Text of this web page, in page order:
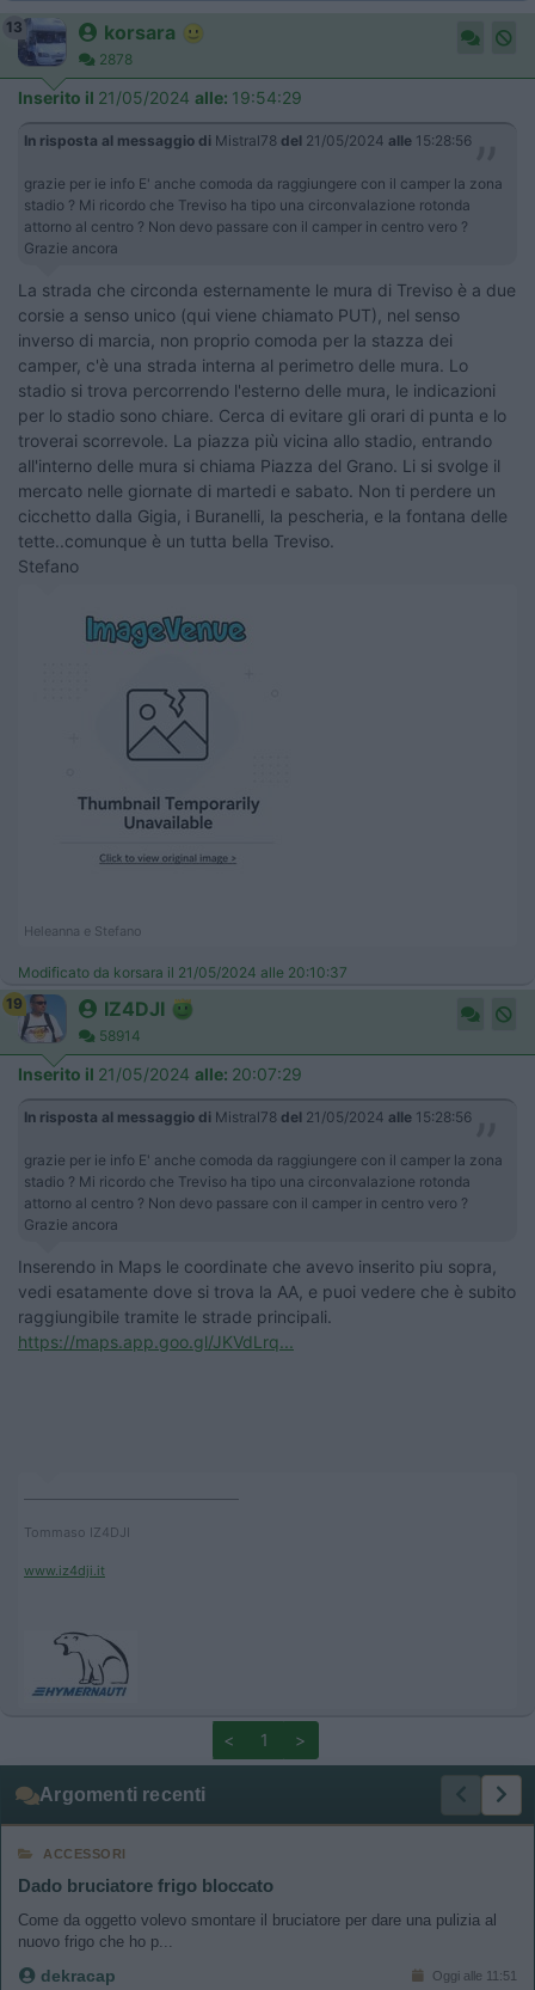
13 korsara
2878
Inserito il 21/05/2024 alle: 19:54:29
In risposta al messaggio di Mistral78 del 21/05/2024 alle 15:28:56
grazie per ie info E' anche comoda da raggiungere con il camper la zona
stadio ? Mi ricordo che Treviso ha tipo una circonvalazione rotonda
attorno al centro ? Non devo passare con il camper in centro vero ?
Grazie ancora
La strada che circonda esternamente le mura di Treviso è a due
corsie a senso unico (qui viene chiamato PUT), nel senso
inverso di marcia, non proprio comoda per la stazza dei
camper, c'è una strada interna al perimetro delle mura. Lo
stadio si trova percorrendo l'esterno delle mura, le indicazioni
per lo stadio sono chiare. Cerca di evitare gli orari di punta e lo
troverai scorrevole. La piazza più vicina allo stadio, entrando
all'interno delle mura si chiama Piazza del Grano. Li si svolge il
mercato nelle giornate di martedi e sabato. Non ti perdere un
cicchetto dalla Gigia, i Buranelli, la pescheria, e la fontana delle
tette..comunque è un tutta bella Treviso.
Stefano
Heleanna e Stefano
Modificato da korsara il 21/05/2024 alle 20:10:37
19
IZ4DJI
58914
Inserito il 21/05/2024 alle: 20:07:29
In risposta al messaggio di Mistral78 del 21/05/2024 alle 15:28:56
grazie per ie info E' anche comoda da raggiungere con il camper la zona
stadio ? Mi ricordo che Treviso ha tipo una circonvalazione rotonda
attorno al centro ? Non devo passare con il camper in centro vero ?
Grazie ancora
Inserendo in Maps le coordinate che avevo inserito piu sopra,
vedi esatamente dove si trova la AA, e puoi vedere che è subito
raggiungibile tramite le strade principali.
https://maps.app.goo.gl/JKVdLrq...
Tommaso IZ4DJI
www.iz4dji.it
< 1 >
Argomenti recenti
ACCESSORI
Dado bruciatore frigo bloccato
Come da oggetto volevo smontare il bruciatore per dare una pulizia al
nuovo frigo che ho p...
dekracap Oggi alle 11:51